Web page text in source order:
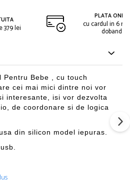
379 lei
PLATA
cu cardul in 6
dobanda
Pentru Bebe , cu touch
cei mai mici dintre noi vor
interesante, isi vor dezvolta
de coordonare si de logica
din silicon model iepuras.